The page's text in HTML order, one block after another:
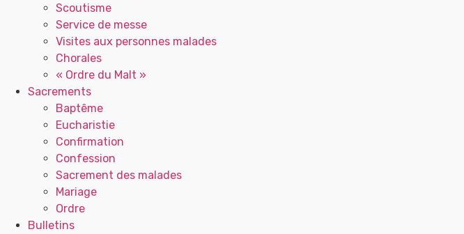
Scoutisme
Service de messe
Visites aux personnes malades
Chorales
« Ordre du Malt »
Sacrements
Baptême
Eucharistie
Confirmation
Confession
Sacrement des malades
Mariage
Ordre
Bulletins